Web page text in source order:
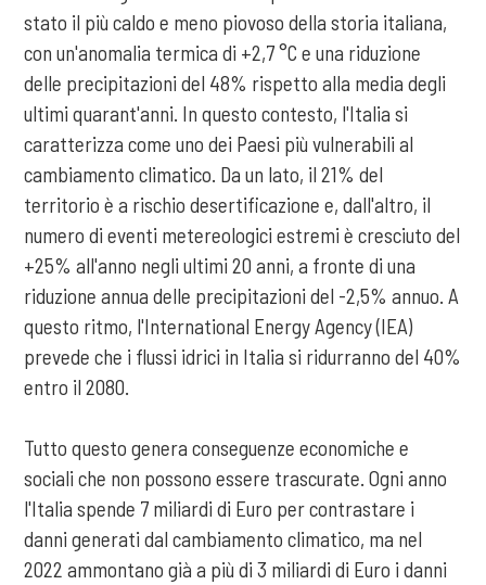
stato il più caldo e meno piovoso della storia italiana,
con un'anomalia termica di +2,7 °C e una riduzione
delle precipitazioni del 48% rispetto alla media degli
ultimi quarant'anni. In questo contesto, l'Italia si
caratterizza come uno dei Paesi più vulnerabili al
cambiamento climatico. Da un lato, il 21% del
territorio è a rischio desertificazione e, dall'altro, il
numero di eventi metereologici estremi è cresciuto del
+25% all'anno negli ultimi 20 anni, a fronte di una
riduzione annua delle precipitazioni del -2,5% annuo. A
questo ritmo, l'International Energy Agency (IEA)
prevede che i flussi idrici in Italia si ridurranno del 40%
entro il 2080.
Tutto questo genera conseguenze economiche e
sociali che non possono essere trascurate. Ogni anno
l'Italia spende 7 miliardi di Euro per contrastare i
danni generati dal cambiamento climatico, ma nel
2022 ammontano già a più di 3 miliardi di Euro i danni